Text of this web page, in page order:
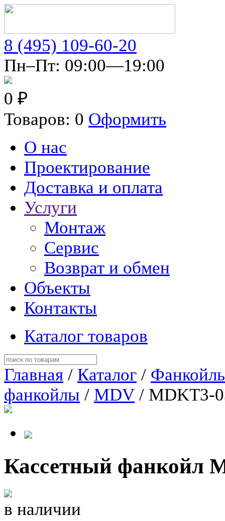
8 (495) 109-60-20
Пн–Пт: 09:00—19:00
0 ₽
Товаров: 0 Оформить
О нас
Проектирование
Доставка и оплата
Услуги
Монтаж
Сервис
Возврат и обмен
Объекты
Контакты
Каталог товаров
Главная / Каталог /
фанкойлы / MDV / MDKT3-
Кассетный фанкойл
в наличии